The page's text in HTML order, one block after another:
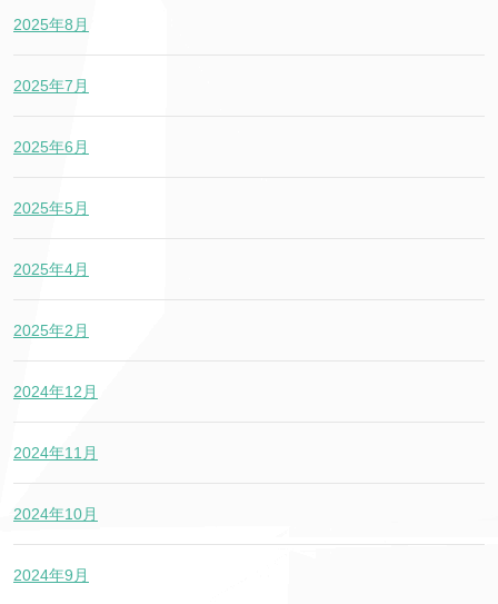
2025年8月
2025年7月
2025年6月
2025年5月
2025年4月
2025年2月
2024年12月
2024年11月
2024年10月
2024年9月